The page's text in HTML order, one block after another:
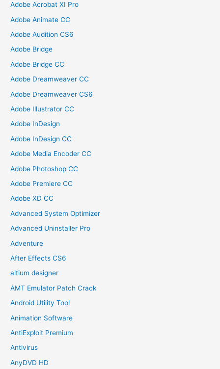
Adobe Acrobat XI Pro
Adobe Animate CC
Adobe Audition CS6
Adobe Bridge
Adobe Bridge CC
Adobe Dreamweaver CC
Adobe Dreamweaver CS6
Adobe Illustrator CC
Adobe InDesign
Adobe InDesign CC
Adobe Media Encoder CC
Adobe Photoshop CC
Adobe Premiere CC
Adobe XD CC
Advanced System Optimizer
Advanced Uninstaller Pro
Adventure
After Effects CS6
altium designer
AMT Emulator Patch Crack
Android Utility Tool
Animation Software
AntiExploit Premium
Antivirus
AnyDVD HD